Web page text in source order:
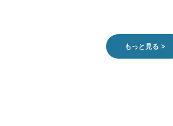
もっと見る